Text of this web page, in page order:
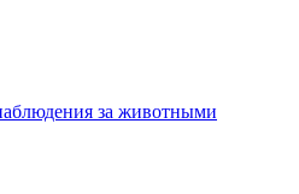
за животными